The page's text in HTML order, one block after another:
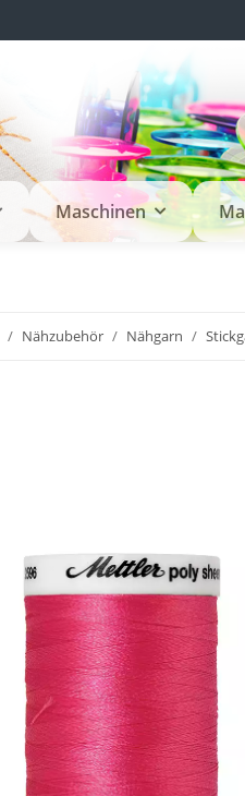
Maschinen
Nähzubehör Nähgarn